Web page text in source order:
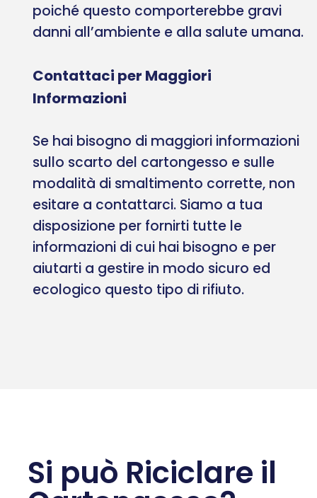
poiché questo comporterebbe gravi
danni all’ambiente e alla salute umana.
Contattaci per Maggiori
Informazioni
Se hai bisogno di maggiori informazioni
sullo scarto del cartongesso e sulle
modalità di smaltimento corrette, non
esitare a contattarci. Siamo a tua
disposizione per fornirti tutte le
informazioni di cui hai bisogno e per
aiutarti a gestire in modo sicuro ed
ecologico questo tipo di rifiuto.
Si può Riciclare il